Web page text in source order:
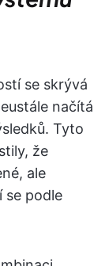
se skrývá
načítá
Tyto
že
ale
se podle